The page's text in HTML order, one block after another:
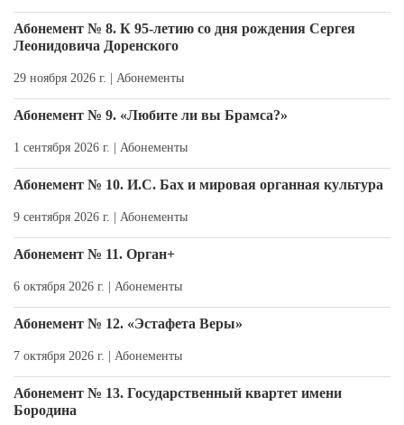
Абонемент № 8. К 95-летию со дня рождения Сергея
Леонидовича Доренского
29 ноября 2026 г. | Абонементы
Абонемент № 9. «Любите ли вы Брамса?»
1 сентября 2026 г. | Абонементы
Абонемент № 10. И.С. Бах и мировая органная культура
9 сентября 2026 г. | Абонементы
Абонемент № 11. Орган+
6 октября 2026 г. | Абонементы
Абонемент № 12. «Эстафета Веры»
7 октября 2026 г. | Абонементы
Абонемент № 13. Государственный квартет имени
Бородина